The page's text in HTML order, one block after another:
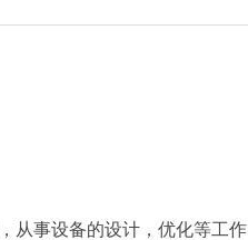
从事设备的设计，优化等工作